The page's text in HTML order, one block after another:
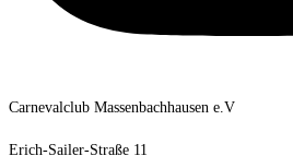
Carnevalclub Massenbachhausen e.V
Erich-Sailer-Straße 11